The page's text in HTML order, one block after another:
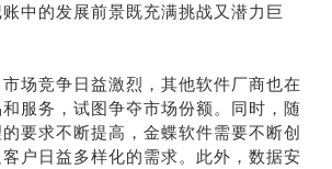
中的发展前景既充满挑战又潜力巨
场竞争日益激烈，其他软件厂商也在
服务，试图争夺市场份额。同时，随
要求不断提高，金蝶软件需要不断创
户日益多样化的需求。此外，数据安